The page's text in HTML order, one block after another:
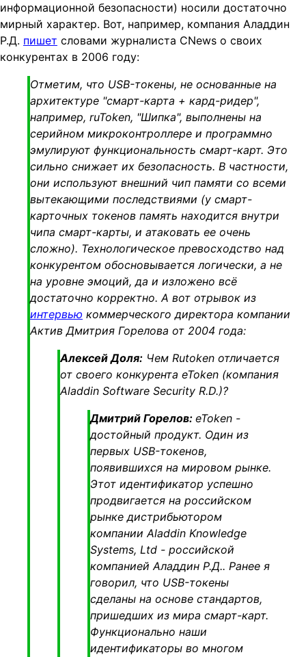
информационной безопасности) носили достаточно
мирный характер. Вот, например, компания Аладдин
Р.Д. пишет словами журналиста CNews о своих
конкурентах в 2006 году:
Отметим, что USB-токены, не основанные на
архитектуре "смарт-карта + кард-ридер",
например, ruToken, "Шипка", выполнены на
серийном микроконтроллере и программно
эмулируют функциональность смарт-карт. Это
сильно снижает их безопасность. В частности,
они используют внешний чип памяти со всеми
вытекающими последствиями (у смарт-
карточных токенов память находится внутри
чипа смарт-карты, и атаковать ее очень
сложно). Технологическое превосходство над
конкурентом обосновывается логически, а не
на уровне эмоций, да и изложено всё
достаточно корректно. А вот отрывок из
интервью коммерческого директора компании
Актив Дмитрия Горелова от 2004 года:
Алексей Доля: Чем Rutoken отличается
от своего конкурента eToken (компания
Aladdin Software Security R.D.)?
Дмитрий Горелов: eToken -
достойный продукт. Один из
первых USB-токенов,
появившихся на мировом рынке.
Этот идентификатор успешно
продвигается на российском
рынке дистрибьютором
компании Аlаddin Knоwlеdge
Systеms, Ltd - российской
компанией Aлaддин Р.Д.. Ранее я
говорил, что USB-токены
сделаны на основе стандартов,
пришедших из мира смарт-карт.
Функционально наши
идентификаторы во многом